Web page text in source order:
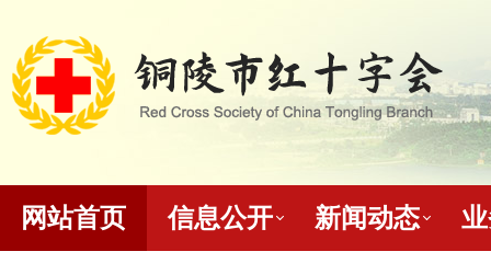
网站首页 信息公开 新闻动态